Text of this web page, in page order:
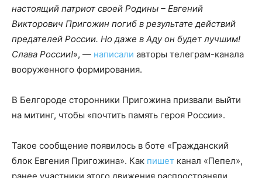
настоящий патриот своей Родины – Евгений
Викторович Пригожин погиб в результате действий
предателей России. Но даже в Аду он будет лучшим!
Слава России!», — написали авторы телеграм-канала
вооруженного формирования.
В Белгороде сторонники Пригожина призвали выйти
на митинг, чтобы «почтить память героя России».
Такое сообщение появилось в боте «Гражданский
блок Евгения Пригожина». Как пишет канал «Пепел»,